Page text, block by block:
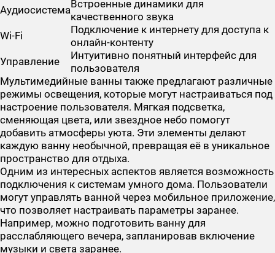
АудиосистемаВстроенные динамики для
качественного звука
Wi-Fi
Подключение к интернету для доступа к
онлайн-контенту
Управление
Интуитивно понятный интерфейс для
пользователя
Мультимедийные ванны также предлагают различные
режимы освещения, которые могут настраиваться под
настроение пользователя. Мягкая подсветка,
сменяющая цвета, или звездное небо помогут
добавить атмосферы уюта. Эти элементы делают
каждую ванну необычной, превращая её в уникальное
пространство для отдыха.
Одним из интересных аспектов является возможность
подключения к системам умного дома. Пользователи
могут управлять ванной через мобильное приложение,
что позволяет настраивать параметры заранее.
Например, можно подготовить ванну для
расслабляющего вечера, запланировав включение
музыки и света заранее.